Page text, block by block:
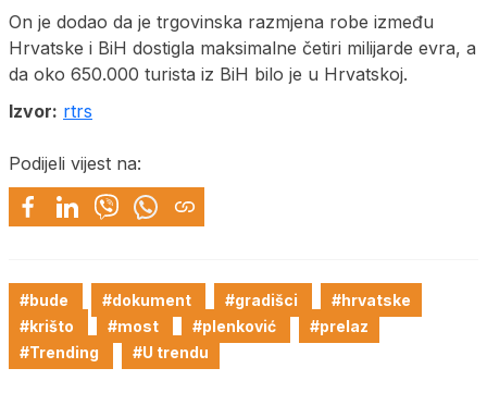
On je dodao da je trgovinska razmjena robe između
Hrvatske i BiH dostigla maksimalne četiri milijarde evra, a
da oko 650.000 turista iz BiH bilo je u Hrvatskoj.
Izvor: rtrs
Podijeli vijest na:
#bude #dokument #gradišci
#hrvatske
#krišto
#most #plenković
#prelaz
#Trending
#U trendu